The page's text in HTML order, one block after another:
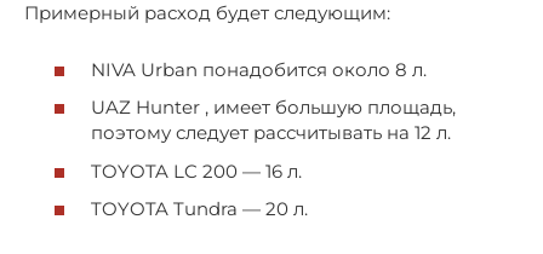
Примерный расход будет следующим:
NIVA Urban понадобится около 8 л.
UAZ Hunter , имеет большую площадь,
поэтому следует рассчитывать на 12 л.
TOYOTA LC 200 — 16 л.
TOYOTA Tundra — 20 л.